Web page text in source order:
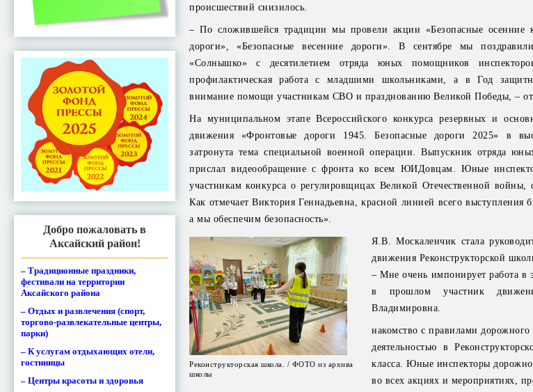
Добро пожаловать в
Аксайский район!
– Традиционные праздники,
фестивали на территории
Аксайского района
– Отдых и развлечения (спорт,
торгово-развлекательные центры,
парки)
– К услугам отдыхающих отели,
гостиницы
– Центры красоты и здоровья
происшествий снизилось.
– По сложившейся традиции мы провели акции «Безопасные осенние
дороги», «Безопасные весенние дороги». В сентябре мы
«Солнышко» с десятилетием отряда юных помощников
профилактическая работа с младшими школьниками, а в Год
внимание помощи участникам СВО и празднованию Великой Победы, –
На муниципальном этапе Всероссийского конкурса резервных и
движения «Фронтовые дороги 1945. Безопасные дороги 2025» в
затронута тема специальной военной операции. Выпускник отряда
прислал видеообращение с фронта ко всем ЮИДовцам. Юные
участникам конкурса о регулировщицах Великой Отечественной
Как отмечает Виктория Геннадьевна, красной линией всего
а мы обеспечим безопасность».
Реконструкторская школа. / ФОТО из архива
школы
Я.В. Москаленчик стала
движения Реконструкторской
– Мне очень импонирует работа в
в прошлом участник
Владимировна.
накомство с правилами
деятельностью в
класса. Юные инспекторы
во всех акциях и мероприятиях,